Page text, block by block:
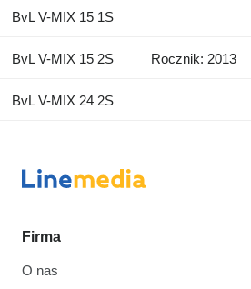
BvL V-MIX 15 1S
BvL V-MIX 15 2S Rocznik: 2013
BvL V-MIX 24 2S
Firma
O nas